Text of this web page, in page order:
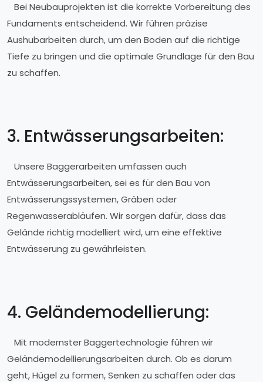
Bei Neubauprojekten ist die korrekte Vorbereitung des
Fundaments entscheidend. Wir führen präzise
Aushubarbeiten durch, um den Boden auf die richtige
Tiefe zu bringen und die optimale Grundlage für den Bau
zu schaffen.
3. Entwässerungsarbeiten:
Unsere Baggerarbeiten umfassen auch
Entwässerungsarbeiten, sei es für den Bau von
Entwässerungssystemen, Gräben oder
Regenwasserabläufen. Wir sorgen dafür, dass das
Gelände richtig modelliert wird, um eine effektive
Entwässerung zu gewährleisten.
4. Geländemodellierung:
Mit modernster Baggertechnologie führen wir
Geländemodellierungsarbeiten durch. Ob es darum
geht, Hügel zu formen, Senken zu schaffen oder das